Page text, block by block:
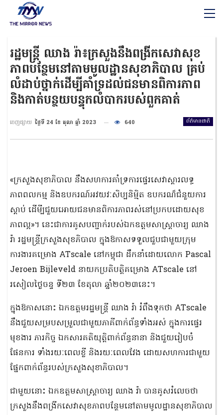
រដ្ឋមន្ត្រី ឈាង រ៉ា៖ក្រសួងនឹងពង្រីកសេវាសុខ
ភាពបន្ថែមនៅតាមមូលដ្ឋានសុខាភិបាល គ្រប់
លំដាប់ថ្នាក់ដើម្បីគាំទ្រដល់ជនមានពិការភាព
និងកាត់បន្ថយបន្ទុកលំបាករបស់ពួកគាត់
ព័ត៌មានជាតិ
ចេញផ្សាយ ថ្ងៃទី 24 ខែ តុលា ឆ្នាំ 2023 640
«ក្រសួងសុខាភិបាល នឹងសហការគាំទ្រការផ្ទេរសេវាស្ដារលទ្ធ
ភាពពលកម្ម និងឧបករណ៍អវយវៈសិប្បនិម្មិត ឧបករណ៏ជំនួយការ
ស្តាប់ ដើមី្បជួយអោយជនមានពិការភាពរស់នៅប្រកបដោយសុខ
ភាពល្អ»។ នេះជាការគូសបញ្ជាក់របស់ឯកឧត្តមសាស្ត្រាចារ្យ ឈាង
រ៉ា រដ្ឋមន្ត្រីក្រសួងសុខភិបាល ក្នុងឱកាសទទួលជួបជាមួយក្រុម
ការងារគម្រោង ATscale នៅកម្ពុជា ដឹកនាំដោយលោក Pascal
Jeroen Bijleveld នាយកប្រតិបត្តិគម្រោង ATscale នៅ
រសៀលថ្ងៃចន្ទ ទី២៣ ខែតុលា ឆ្នាំ២០២៣នេះ។
ក្នុងឱកាសនោះ ឯកឧត្តមរដ្ឋមន្ត្រី ឈាង រ៉ា រំពឹងទុកថា ATscale
នឹងជួយសម្របសម្រួលជាមួយភាគីពាក់ព័ន្ធទាំងអស់ ក្នុងការផ្ទេរ
មុខងារ ភារកិច្ច ឯកសារគតិយុត្តិពាក់ព័ន្ធនានា និងជួយរៀបចំ
ផែនការ ទាំងរយៈពេលខ្លី និងរយៈពេលវែង ដោយសហការជាមួយ
ផ្នែកពាក់ព័ន្ធរបស់ក្រសួងសុខាភិបាល។
ជាមួយនោះ ឯកឧត្តមសាស្ត្រាចារ្យ ឈាង រ៉ា បានគូសរំលេចថា
ក្រសួងនឹងពង្រីកសេវាសុខភាពបន្ថែមនៅតាមមូលដ្ឋានសុខាភិបាល